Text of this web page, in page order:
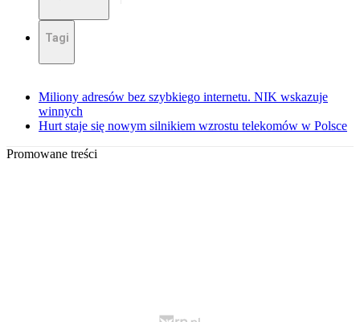
Tagi
Miliony adresów bez szybkiego internetu. NIK wskazuje
winnych
Hurt staje się nowym silnikiem wzrostu telekomów w Polsce
Promowane treści